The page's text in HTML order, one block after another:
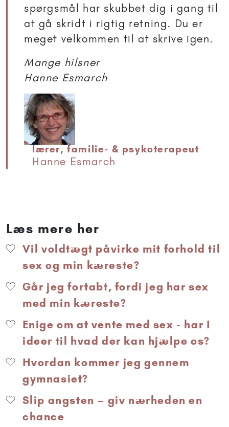
spørgsmål har skubbet dig i gang til
at gå skridt i rigtig retning. Du er
meget velkommen til at skrive igen.
Mange hilsner
Hanne Esmarch
lærer, familie- & psykoterapeut
Hanne Esmarch
Læs mere her
Vil voldtægt påvirke mit forhold til
sex og min kæreste?
Går jeg fortabt, fordi jeg har sex
med min kæreste?
Enige om at vente med sex - har I
ideer til hvad der kan hjælpe os?
Hvordan kommer jeg gennem
gymnasiet?
Slip angsten – giv nærheden en
chance